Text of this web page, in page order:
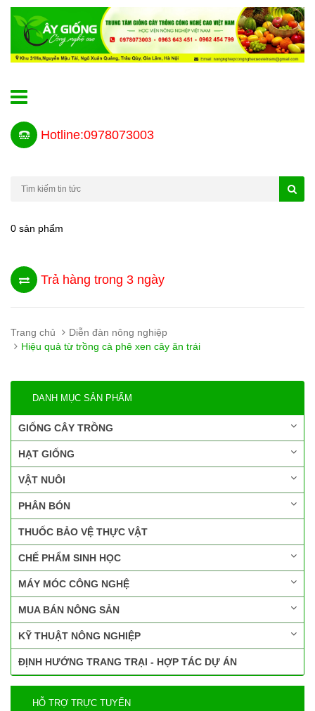
Hotline:0978073003
0 sản phẩm
Trả hàng trong 3 ngày
Trang chủ
Diễn đàn nông nghiệp
Hiệu quả từ trồng cà phê xen cây ăn trái
DANH MỤC SẢN PHẨM
GIỐNG CÂY TRỒNG
HẠT GIỐNG
VẬT NUÔI
PHÂN BÓN
THUỐC BẢO VỆ THỰC VẬT
CHẾ PHẨM SINH HỌC
MÁY MÓC CÔNG NGHỆ
MUA BÁN NÔNG SẢN
KỸ THUẬT NÔNG NGHIỆP
ĐỊNH HƯỚNG TRANG TRẠI - HỢP TÁC DỰ ÁN
HỖ TRỢ TRỰC TUYẾN